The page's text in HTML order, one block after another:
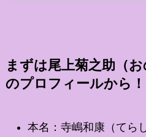
まずは尾上菊之助（
のプロフィールから！
本名：寺嶋和康（てら